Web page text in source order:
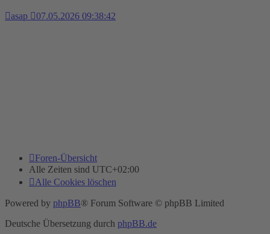
asap 07.05.2026 09:38:42
Foren-Übersicht
Alle Zeiten sind UTC+02:00
Alle Cookies löschen
Powered by phpBB® Forum Software © phpBB Limited
Deutsche Übersetzung durch phpBB.de